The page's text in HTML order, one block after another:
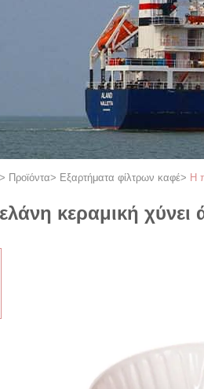
> Προϊόντα> Εξαρτήματα φίλτρων καφέ> Η
κεραμική